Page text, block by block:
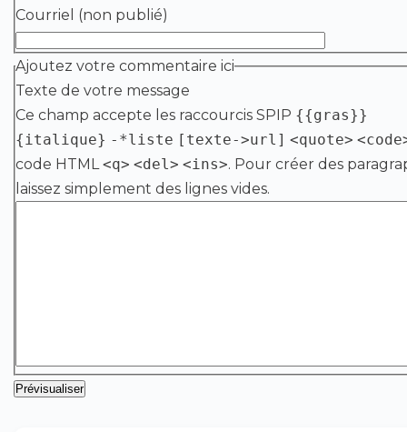
Courriel (non publié)
Ajoutez votre commentaire ici
Texte de votre message
Ce champ accepte les raccourcis SPIP {{gras}}
{italique} -*liste [texte->url] <quote>
code HTML<q> <del> <ins>. Pour créer des
laissez simplement des lignes vides.